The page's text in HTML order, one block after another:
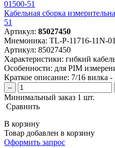
Кабельная сборка
51
Артикул: 85027450
Мнемоника: TL-P-11716-11N-
Артикул: 85027450
Характеристики: гибкий
Особенности: для PIM
Краткое описание: 7/16 вилка
–
Минимальный заказ 1 шт.
Сравнить
В корзину
Товар добавлен в корзину
Оформить запрос